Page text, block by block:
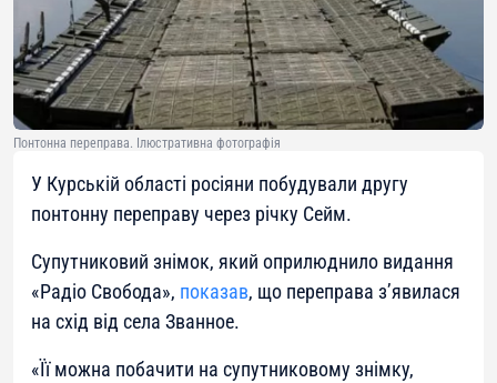
Понтонна переправа. Ілюстративна фотографія
У Курській області росіяни побудували другу
понтонну переправу через річку Сейм.
Супутниковий знімок, який оприлюднило видання
«Радіо Свобода», показав, що переправа з’явилася
на схід від села Званное.
«Її можна побачити на супутниковому знімку,